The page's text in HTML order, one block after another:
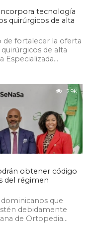
tecnología
quirúrgicos de alta
de fortalecer la oferta
de alta
2.9K
obtener código
del régimen
que
debidamente
de Ortopedia...